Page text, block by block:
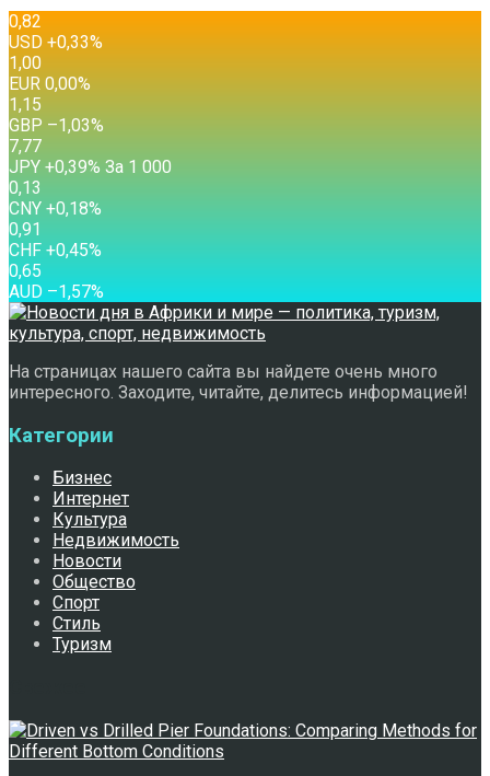
0,82
USD +0,33%
1,00
EUR 0,00%
1,15
GBP –1,03%
7,77
JPY +0,39% За 1 000
0,13
CNY +0,18%
0,91
CHF +0,45%
0,65
AUD –1,57%
На страницах нашего сайта вы найдете очень много
интересного. Заходите, читайте, делитесь информацией!
Категории
Бизнес
Интернет
Культура
Недвижимость
Новости
Общество
Спорт
Стиль
Туризм